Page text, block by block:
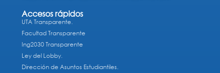
Accesos rápidos
UTA Transparente.
Facultad Transparente
Ing2030 Transparente
Ley del Lobby.
Dirección de Asuntos Estudiantiles.